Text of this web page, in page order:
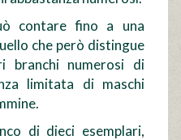
contare fino a una
che però distingue
branchi numerosi di
limitata di maschi
di dieci esemplari,